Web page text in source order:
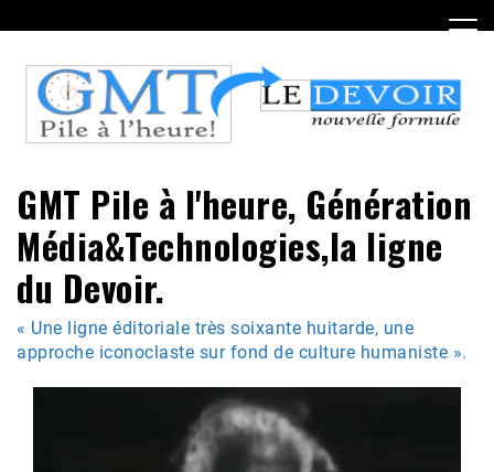
to
content
GMT Pile à l'heure, Génération
Média&Technologies,la ligne
du Devoir.
« Une ligne éditoriale très soixante huitarde, une
approche iconoclaste sur fond de culture humaniste ».